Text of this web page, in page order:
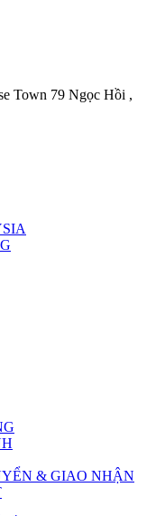
Town 79 Ngọc Hồi ,
& GIAO NHẬN